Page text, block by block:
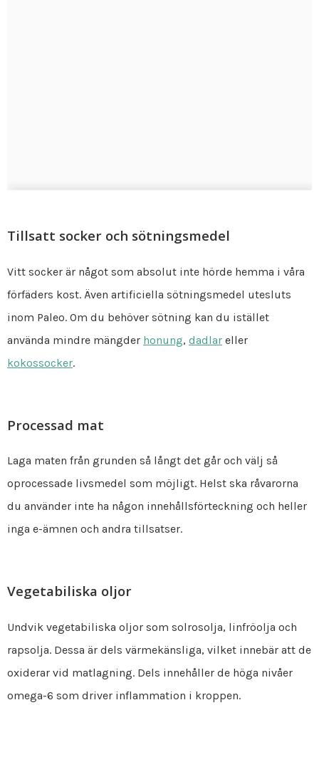
Tillsatt socker och sötningsmedel
Vitt socker är något som absolut inte hörde hemma i våra
förfäders kost. Även artificiella sötningsmedel utesluts
inom Paleo. Om du behöver sötning kan du istället
använda mindre mängder honung, dadlar eller
kokossocker.
Processad mat
Laga maten från grunden så långt det går och välj så
oprocessade livsmedel som möjligt. Helst ska råvarorna
du använder inte ha någon innehållsförteckning och heller
inga e-ämnen och andra tillsatser.
Vegetabiliska oljor
Undvik vegetabiliska oljor som solrosolja, linfröolja och
rapsolja. Dessa är dels värmekänsliga, vilket innebär att de
oxiderar vid matlagning. Dels innehåller de höga nivåer
omega-6 som driver inflammation i kroppen.